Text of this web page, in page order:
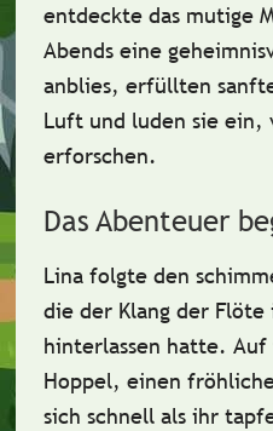
entdeckte das mutige
Abends eine
anblies, erfüllten
Luft und luden sie ein,
erforschen.
Das Abenteuer
Lina folgte den
die der Klang der
hinterlassen hatte.
Hoppel, einen
sich schnell als ihr